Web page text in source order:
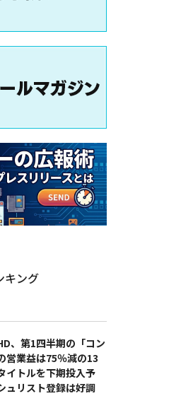
キング
、第1四半期の「コン
営業益は75％減の13
トルを下期投入予
リスト登録は好調